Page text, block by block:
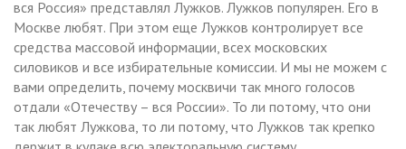
вся Россия» представлял Лужков. Лужков популярен. Его в
Москве любят. При этом еще Лужков контролирует все
средства массовой информации, всех московских
силовиков и все избирательные комиссии. И мы не можем с
вами определить, почему москвичи так много голосов
отдали «Отечеству – вся России». То ли потому, что они
так любят Лужкова, то ли потому, что Лужков так крепко